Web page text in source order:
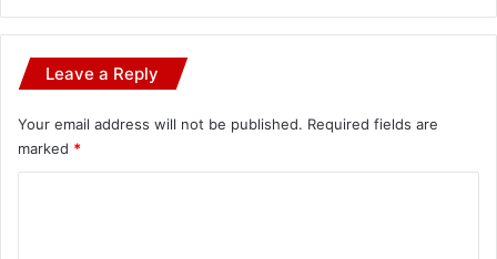
Leave a Reply
Your email address will not be published. Required fields are
marked *